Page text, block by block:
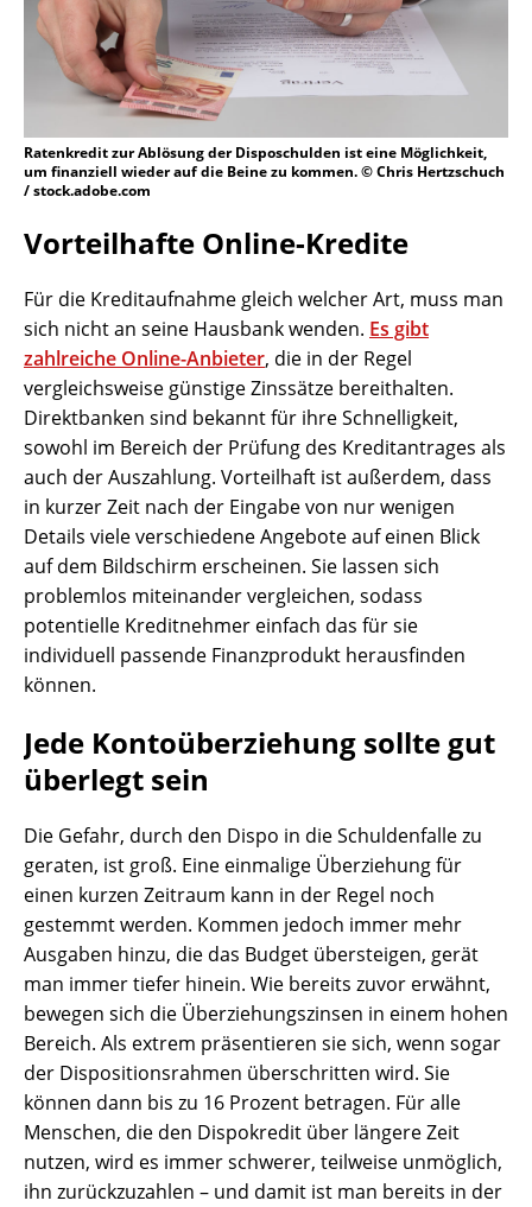
Ratenkredit zur Ablösung der Disposchulden ist eine Möglichkeit,
um finanziell wieder auf die Beine zu kommen. © Chris Hertzschuch
/ stock.adobe.com
Vorteilhafte Online-Kredite
Für die Kreditaufnahme gleich welcher Art, muss man
sich nicht an seine Hausbank wenden. Es gibt
zahlreiche Online-Anbieter, die in der Regel
vergleichsweise günstige Zinssätze bereithalten.
Direktbanken sind bekannt für ihre Schnelligkeit,
sowohl im Bereich der Prüfung des Kreditantrages als
auch der Auszahlung. Vorteilhaft ist außerdem, dass
in kurzer Zeit nach der Eingabe von nur wenigen
Details viele verschiedene Angebote auf einen Blick
auf dem Bildschirm erscheinen. Sie lassen sich
problemlos miteinander vergleichen, sodass
potentielle Kreditnehmer einfach das für sie
individuell passende Finanzprodukt herausfinden
können.
Jede Kontoüberziehung sollte gut
überlegt sein
Die Gefahr, durch den Dispo in die Schuldenfalle zu
geraten, ist groß. Eine einmalige Überziehung für
einen kurzen Zeitraum kann in der Regel noch
gestemmt werden. Kommen jedoch immer mehr
Ausgaben hinzu, die das Budget übersteigen, gerät
man immer tiefer hinein. Wie bereits zuvor erwähnt,
bewegen sich die Überziehungszinsen in einem hohen
Bereich. Als extrem präsentieren sie sich, wenn sogar
der Dispositionsrahmen überschritten wird. Sie
können dann bis zu 16 Prozent betragen. Für alle
Menschen, die den Dispokredit über längere Zeit
nutzen, wird es immer schwerer, teilweise unmöglich,
ihn zurückzuzahlen – und damit ist man bereits in der